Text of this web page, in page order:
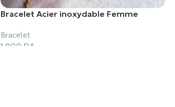
Bracelet Acier inoxydable Femme
Bracelet
1,900 DA